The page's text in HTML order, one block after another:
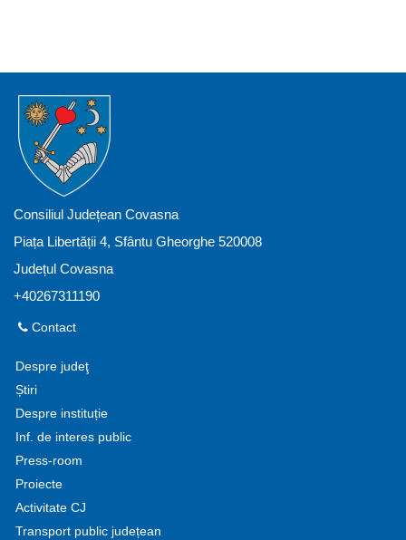
Consiliul Județean Covasna
Piața Libertății 4, Sfântu Gheorghe 520008
Județul Covasna
+40267311190
Contact
Despre judeţ
Știri
Despre instituție
Inf. de interes public
Press-room
Proiecte
Activitate CJ
Transport public județean